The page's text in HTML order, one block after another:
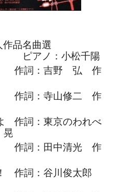
品名曲選
アノ：小松千陽
作詞：吉野 弘 作
作詞：寺山修二 作
作詞：東京のわれべ
作詞：田中清光 作
作詞：谷川俊太郎